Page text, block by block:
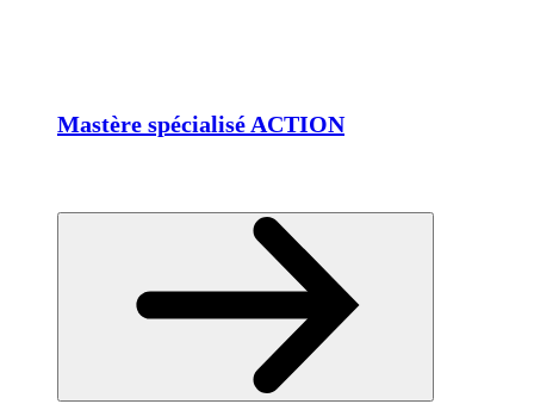
Mastère spécialisé ACTION